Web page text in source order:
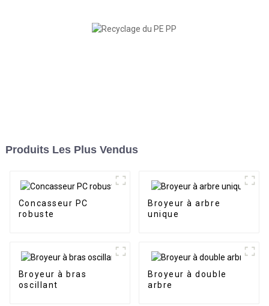
Produits Les Plus Vendus
Concasseur PC
robuste
Broyeur à arbre
unique
Broyeur à bras
oscillant
Broyeur à double
arbre